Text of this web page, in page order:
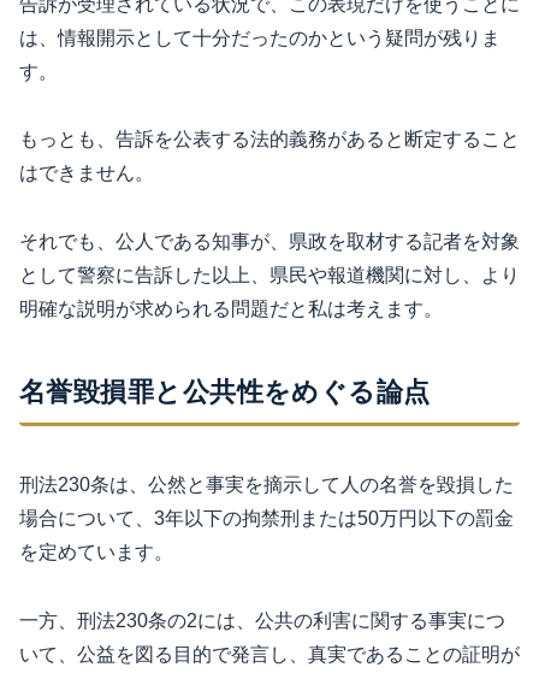
は、情報開示として十分だったのかという疑問が残りま
す。
もっとも、告訴を公表する法的義務があると断定すること
はできません。
それでも、公人である知事が、県政を取材する記者を対象
として警察に告訴した以上、県民や報道機関に対し、より
明確な説明が求められる問題だと私は考えます。
名誉毀損罪と公共性をめぐる論点
刑法230条は、公然と事実を摘示して人の名誉を毀損した
場合について、3年以下の拘禁刑または50万円以下の罰金
を定めています。
一方、刑法230条の2には、公共の利害に関する事実につ
いて、公益を図る目的で発言し、真実であることの証明が